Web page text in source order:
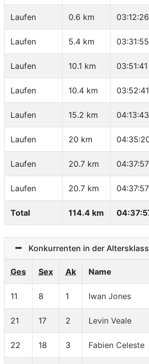
Laufen 0.6 km 03:12:26
Laufen 5.4 km 03:31:55
Laufen 10.1 km 03:51:41
Laufen 10.4 km 03:52:41
Laufen 15.2 km 04:13:43
Laufen 20 km
Laufen 20.7 km 04:37:57
Laufen 20.7 km 04:37:57
Total 114.4 km
Konkurrenten in der
Ges Sex Ak Name
11 8 1 Iwan Jones
21 17 2 Levin Veale
22 18 3 Fabien Celeste